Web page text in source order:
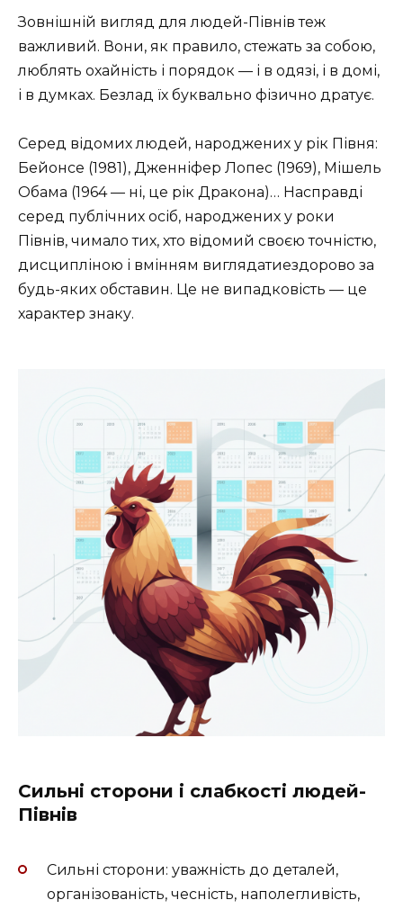
Зовнішній вигляд для людей-Півнів теж
важливий. Вони, як правило, стежать за собою,
люблять охайність і порядок — і в одязі, і в домі,
і в думках. Безлад їх буквально фізично дратує.
Серед відомих людей, народжених у рік Півня:
Бейонсе (1981), Дженніфер Лопес (1969), Мішель
Обама (1964 — ні, це рік Дракона)… Насправді
серед публічних осіб, народжених у роки
Півнів, чимало тих, хто відомий своєю точністю,
дисципліною і вмінням виглядатиездорово за
будь-яких обставин. Це не випадковість — це
характер знаку.
Сильні сторони і слабкості людей-
Півнів
Сильні сторони: уважність до деталей,
організованість, чесність, наполегливість,